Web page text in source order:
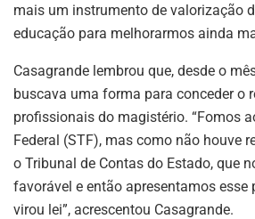
mais um instrumento de valorização
educação para melhorarmos ainda
Casagrande lembrou que, desde o
buscava uma forma para conceder o
profissionais do magistério. “Fomos
Federal (STF), mas como não houve
o Tribunal de Contas do Estado, que
favorável e então apresentamos esse
virou lei”, acrescentou Casagrande.